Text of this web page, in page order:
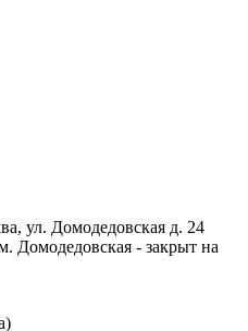
ул. Домодедовская д. 24
Домодедовская - закрыт на